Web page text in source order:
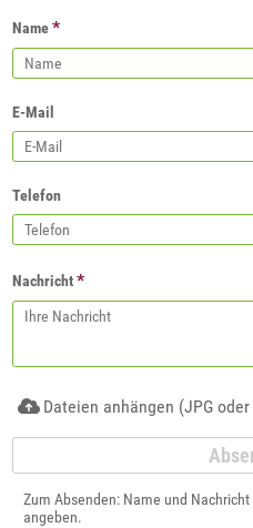
Name*
E-Mail
Telefon
Nachricht*
Dateien anhängen (JPG oder
Zum Absenden: Name und
angeben.